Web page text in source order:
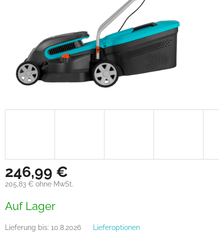
246,99 €
205,83 € ohne MwSt.
Auf Lager
Lieferung bis: 10.8.2026 Lieferoptionen